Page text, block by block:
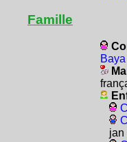
Famille
jan